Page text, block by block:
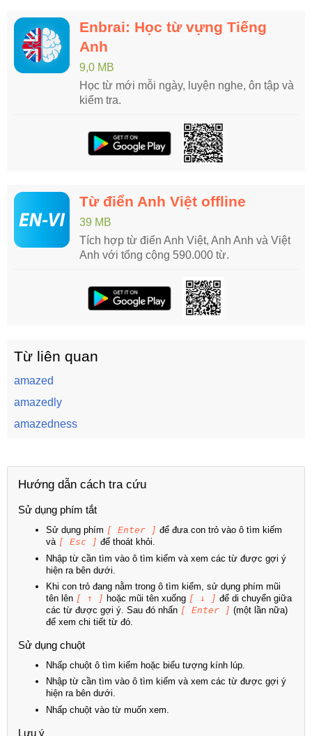
Enbrai: Học từ vựng Tiếng
Anh
9,0 MB
Học từ mới mỗi ngày, luyện nghe, ôn tập và
kiểm tra.
Từ điển Anh Việt offline
39 MB
Tích hợp từ điển Anh Việt, Anh Anh và Việt
Anh với tổng cộng 590.000 từ.
Từ liên quan
amazed
amazedly
amazedness
Hướng dẫn cách tra cứu
Sử dụng phím tắt
Sử dụng phím [ Enter ] để đưa con trỏ vào ô tìm kiếm
và [ Esc ] để thoát khỏi.
Nhập từ cần tìm vào ô tìm kiếm và xem các từ được gợi ý
hiện ra bên dưới.
Khi con trỏ đang nằm trong ô tìm kiếm, sử dụng phím mũi
tên lên [ ↑ ] hoặc mũi tên xuống [ ↓ ] để di chuyển giữa
các từ được gợi ý. Sau đó nhấn [ Enter ] (một lần nữa)
để xem chi tiết từ đó.
Sử dụng chuột
Nhấp chuột ô tìm kiếm hoặc biểu tượng kính lúp.
Nhập từ cần tìm vào ô tìm kiếm và xem các từ được gợi ý
hiện ra bên dưới.
Nhấp chuột vào từ muốn xem.
Lưu ý